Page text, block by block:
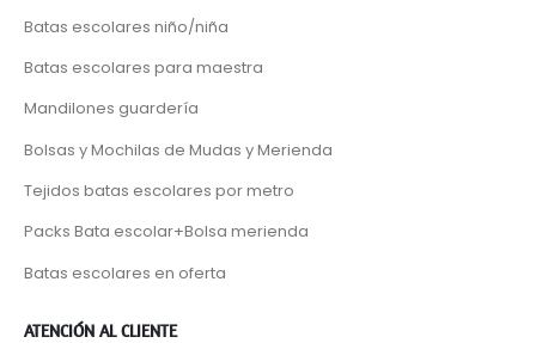
Batas escolares niño/niña
Batas escolares para maestra
Mandilones guardería
Bolsas y Mochilas de Mudas y Merienda
Tejidos batas escolares por metro
Packs Bata escolar+Bolsa merienda
Batas escolares en oferta
ATENCIÓN AL CLIENTE